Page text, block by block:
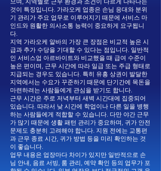
것이 특징입니다. 가라오케 업종은 손님 응대와 분위
기 관리가 주요 업무로 이루어지기 때문에 서비스 마
인드와 원활한 의사소통 능력이 중요하게 요구됩니
다.
지역 가라오케 알바의 가장 큰 장점은 비교적 높은 시
급과 추가 수당을 기대할 수 있다는 점입니다. 일반적
인 서비스업 아르바이트와 비교했을 때 급여 수준이
높은 편이며, 근무 시간에 따라 일급 또는 주급 형태로
지급되는 경우도 있습니다. 특히 유흥 상권이 발달한
지역에서는 수요가 꾸준하기 때문에 단기간에 목돈을
마련하려는 사람들에게 관심을 받기도 합니다.
근무 시간은 주로 저녁부터 새벽 시간대에 집중되어
있습니다. 따라서 낮 시간에 학업이나 다른 일을 병행
하는 사람들에게 적합할 수 있습니다. 다만 야간 근무
가 많기 때문에 생활 패턴 관리가 중요하며, 귀가 안전
문제도 충분히 고려해야 합니다. 지원 전에는 교통편
과 근무 종료 시간, 귀가 방법 등을 미리 확인하는 것
이 좋습니다.
업무 내용은 업장마다 차이가 있지만 일반적으로 손
님 안내, 음료 서빙, 룸 관리, 예약 확인 등의 업무가 포